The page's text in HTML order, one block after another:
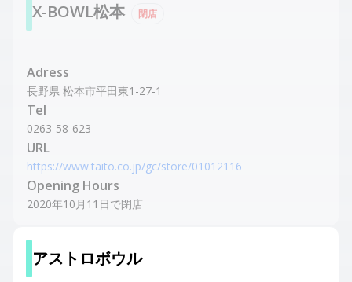
X-BOWL松本 閉店
Adress
長野県 松本市平田東1-27-1
Tel
0263-58-623
URL
https://www.taito.co.jp/gc/store/01012116
Opening Hours
2020年10月11日で閉店
アストロボウル